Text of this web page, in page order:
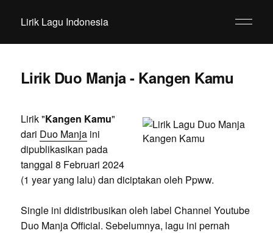
Lirik Lagu Indonesia
Lirik Duo Manja - Kangen Kamu
Lirik "Kangen Kamu"
dari Duo Manjaini
dipublikasikan pada
tanggal 8 Februari 2024
(1 year yang lalu) dan diciptakan oleh Ppww.
Single ini didistribusikan oleh label Channel Youtube
Duo Manja Official. Sebelumnya, lagu ini pernah